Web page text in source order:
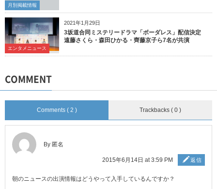
月別掲載情報
2021年1月29日
エンタメニュース
3坂道合同ミステリードラマ「ボーダレス」配信決定
遠藤さくら・森田ひかる・齊藤京子ら7名が共演
COMMENT
Comments ( 2 ) Trackbacks ( 0 )
By 匿名
2015年6月14日 at 3:59 PM 返信
朝のニュースの出演情報はどうやって入手しているんですか？